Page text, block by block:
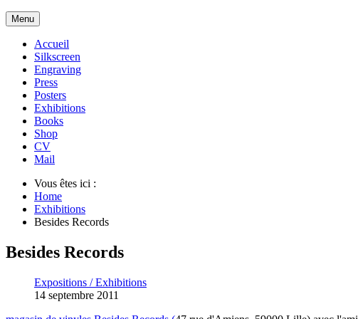
Menu
Accueil
Silkscreen
Engraving
Press
Posters
Exhibitions
Books
Shop
CV
Mail
Vous êtes ici :
Home
Exhibitions
Besides Records
Besides Records
Expositions / Exhibitions
14 septembre 2011